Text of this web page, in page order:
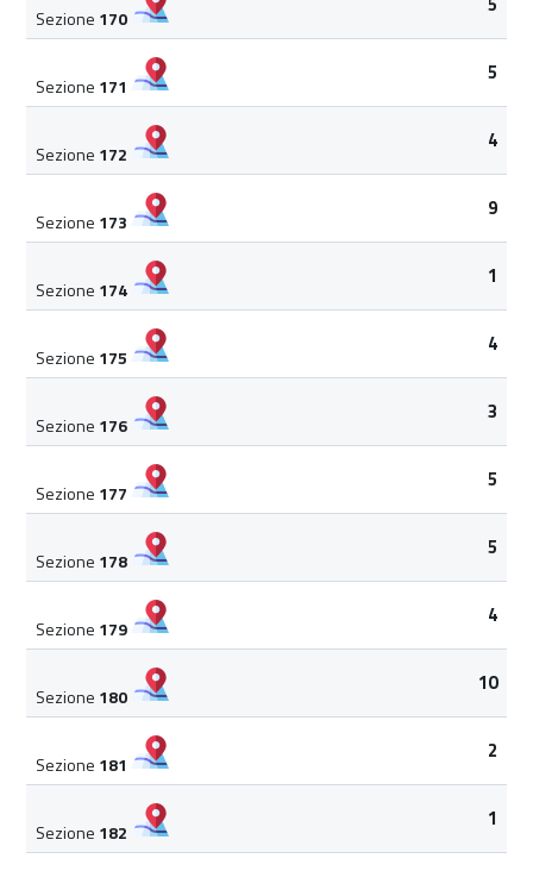
Sezione 170
Sezione 171
5
Sezione 172
4
Sezione 173
9
Sezione 174
1
Sezione 175
4
Sezione 176
3
Sezione 177
5
Sezione 178
5
Sezione 179
4
Sezione 180
10
Sezione 181
2
Sezione 182
1